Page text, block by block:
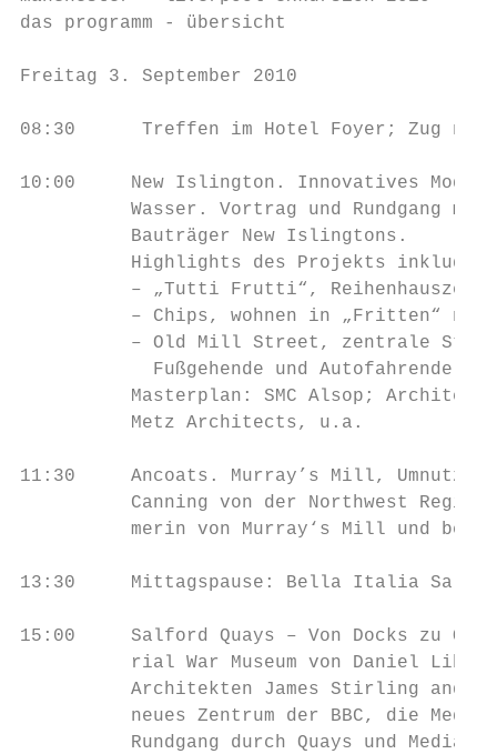
das programm - übersicht
Freitag 3. September 2010
08:30      Treffen im Hotel Foyer; Zug nach
10:00     New Islington. Innovatives Modell
Wasser. Vortrag und Rundgang
          Bauträger New Islingtons.
Highlights des Projekts
– „Tutti Frutti“,
– Chips, wohnen in „Fritten“
– Old Mill Street, zentrale
            Fußgehende und Autofahrende.
Masterplan: SMC Alsop;
          Metz Architects, u.a.
11:30     Ancoats. Murray’s Mill,
Canning von der Northwest
merin von Murray‘s Mill und
13:30     Mittagspause: Bella Italia Salford
15:00     Salford Quays – Von Docks zu
rial War Museum von Daniel
Architekten James Stirling and
neues Zentrum der BBC, die Media
Rundgang durch Quays und Media